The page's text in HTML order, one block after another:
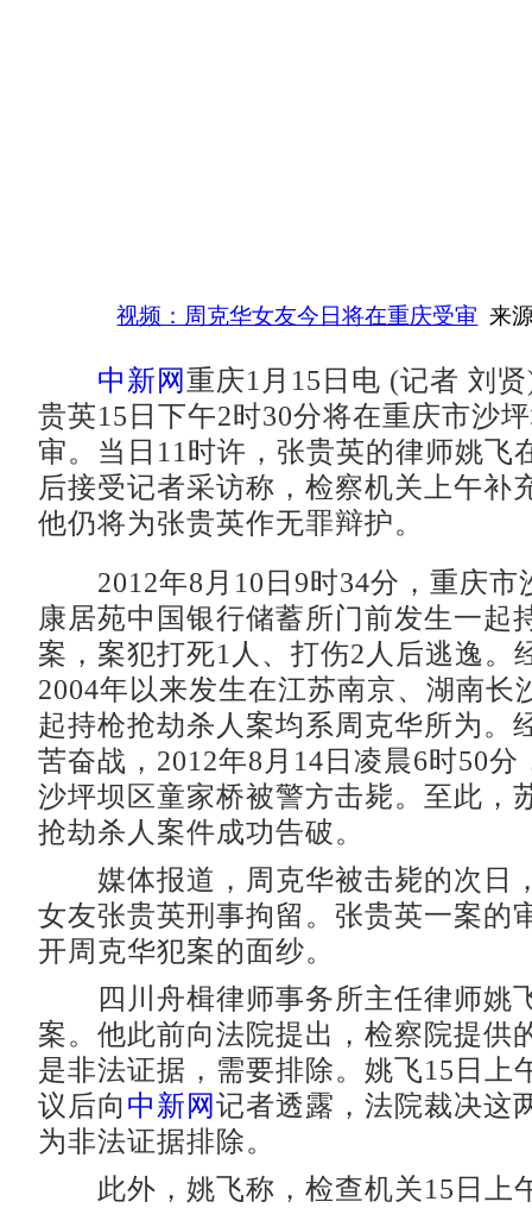
视频：周克华女友今日将在重庆受审 来
中新网 重庆1月15日电 (记者 刘
贵英15日下午2时30分将在重庆市沙
审。当日11时许，张贵英的律师姚飞
后接受记者采访称，检察机关上午补
他仍将为张贵英作无罪辩护。
2012年8月10日9时34分，重庆市
康居苑中国银行储蓄所门前发生一起
案，案犯打死1人、打伤2人后逃逸。
2004年以来发生在江苏南京、湖南长
起持枪抢劫杀人案均系周克华所为。
苦奋战，2012年8月14日凌晨6时50
沙坪坝区童家桥被警方击毙。至此，
抢劫杀人案件成功告破。
媒体报道，周克华被击毙的次日
女友张贵英刑事拘留。张贵英一案的
开周克华犯案的面纱。
四川舟楫律师事务所主任律师姚
案。他此前向法院提出，检察院提供
是非法证据，需要排除。姚飞15日上
议后向 中新网 记者透露，法院裁决这
为非法证据排除。
此外，姚飞称，检查机关15日上